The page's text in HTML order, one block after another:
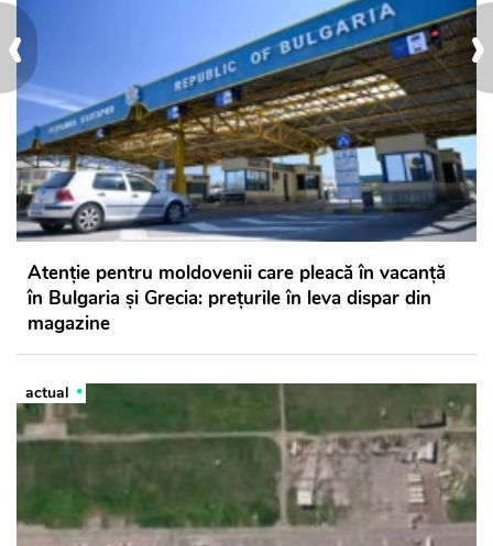
›
‹
Atenție pentru moldovenii care pleacă în vacanță
în Bulgaria și Grecia: prețurile în leva dispar din
magazine
actual